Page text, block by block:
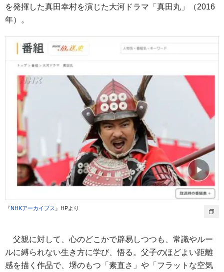
を発揮した真田幸村を演じた大河ドラマ「真田丸」（2016
年）。
『NHKアーカイブス 』HPより
父親に対して、心のどこかで辟易しつつも、常識やルー
ルに縛られない生き方に学び、悟る。父子のほどよい距離
感を描く作品で、堺のもつ「素直さ」や「フラットな空気